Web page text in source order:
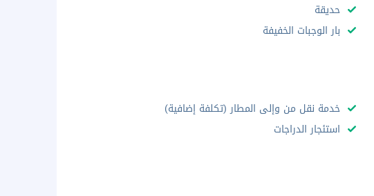
حديقة
بار الوجبات الخفيفة
خدمة نقل من وإلى المطار (تكلفة إضافية)
استئجار الدراجات